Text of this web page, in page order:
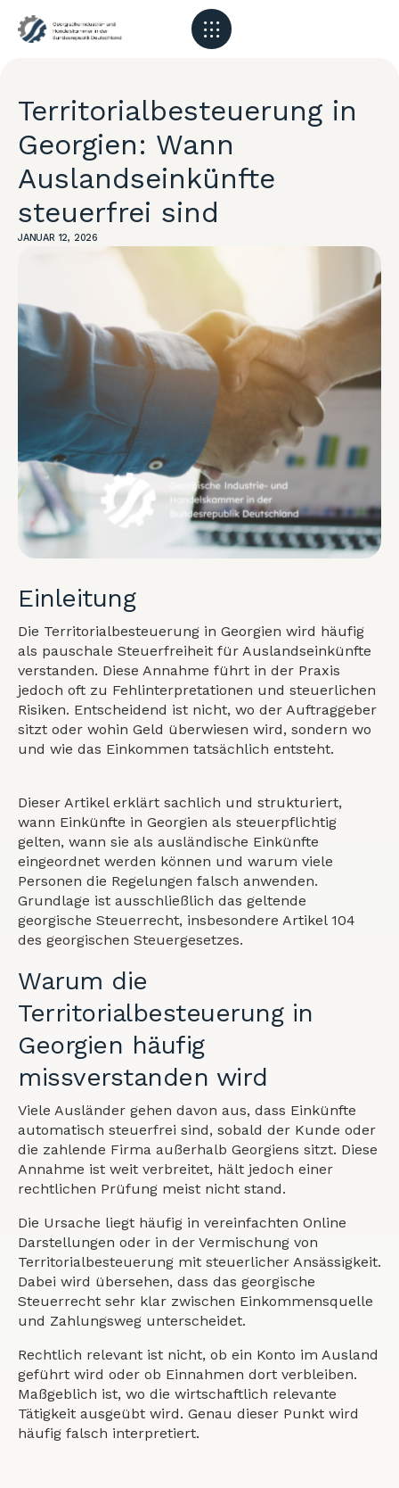
Territorialbesteuerung in
Georgien: Wann
Auslandseinkünfte
steuerfrei sind
JANUAR 12, 2026
Einleitung
Die Territorialbesteuerung in Georgien wird häufig
als pauschale Steuerfreiheit für Auslandseinkünfte
verstanden. Diese Annahme führt in der Praxis
jedoch oft zu Fehlinterpretationen und steuerlichen
Risiken. Entscheidend ist nicht, wo der Auftraggeber
sitzt oder wohin Geld überwiesen wird, sondern wo
und wie das Einkommen tatsächlich entsteht.
Dieser Artikel erklärt sachlich und strukturiert,
wann Einkünfte in Georgien als steuerpflichtig
gelten, wann sie als ausländische Einkünfte
eingeordnet werden können und warum viele
Personen die Regelungen falsch anwenden.
Grundlage ist ausschließlich das geltende
georgische Steuerrecht, insbesondere Artikel 104
des georgischen Steuergesetzes.
Warum die
Territorialbesteuerung in
Georgien häufig
missverstanden wird
Viele Ausländer gehen davon aus, dass Einkünfte
automatisch steuerfrei sind, sobald der Kunde oder
die zahlende Firma außerhalb Georgiens sitzt. Diese
Annahme ist weit verbreitet, hält jedoch einer
rechtlichen Prüfung meist nicht stand.
Die Ursache liegt häufig in vereinfachten Online
Darstellungen oder in der Vermischung von
Territorialbesteuerung mit steuerlicher Ansässigkeit.
Dabei wird übersehen, dass das georgische
Steuerrecht sehr klar zwischen Einkommensquelle
und Zahlungsweg unterscheidet.
Rechtlich relevant ist nicht, ob ein Konto im Ausland
geführt wird oder ob Einnahmen dort verbleiben.
Maßgeblich ist, wo die wirtschaftlich relevante
Tätigkeit ausgeübt wird. Genau dieser Punkt wird
häufig falsch interpretiert.